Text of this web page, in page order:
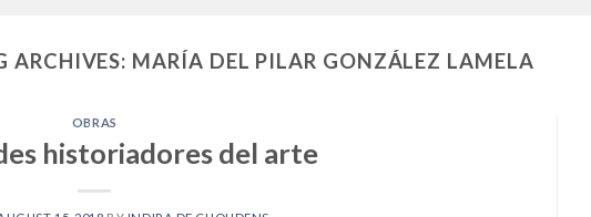
ARCHIVES: MARÍA DEL PILAR GONZÁLEZ LAMELA
OBRAS
historiadores del arte